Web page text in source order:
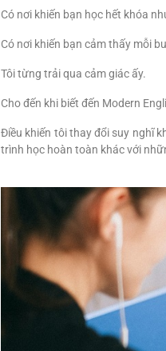
Có nơi khiến bạn học hết khóa
Có nơi khiến bạn cảm thấy mỗi
Tôi từng trải qua cảm giác ấy.
Cho đến khi biết đến Modern
Điều khiến tôi thay đổi suy nghĩ
trình học hoàn toàn khác với